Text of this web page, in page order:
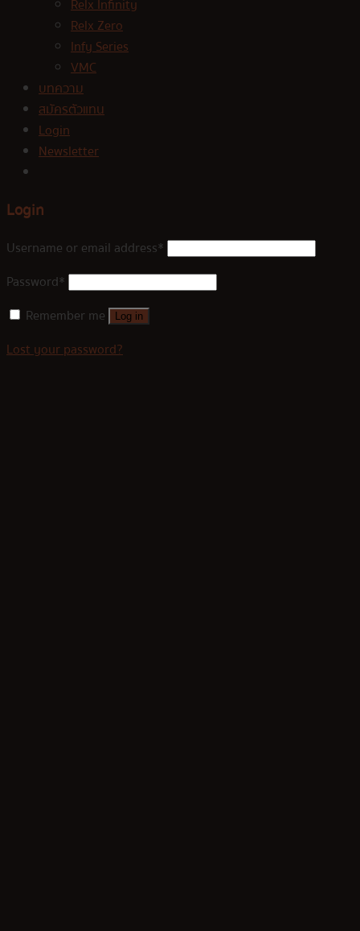
Relx Infinity
Relx Zero
Infy Series
VMC
บทความ
สมัครตัวแทน
Login
Newsletter
Login
Username or email address*
Password*
Remember me
Log in
Lost your password?